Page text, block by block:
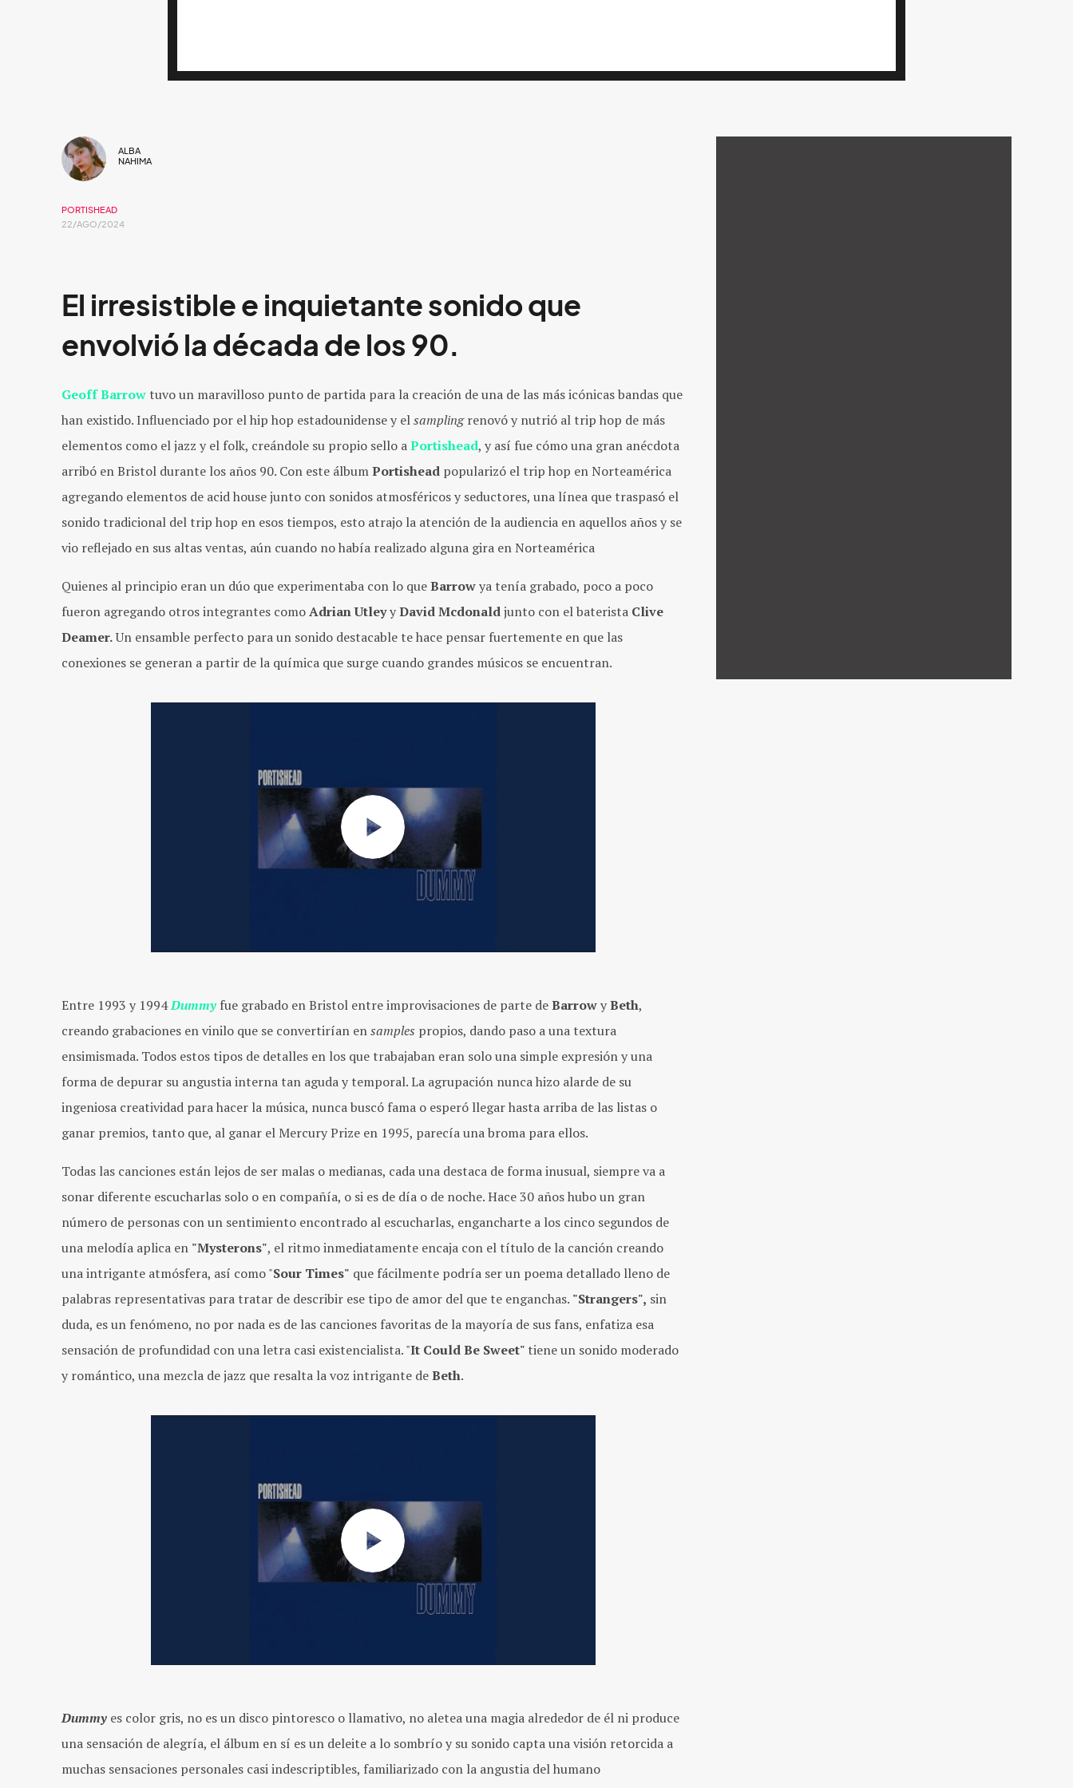
ALBA
NAHIMA
PORTISHEAD
22/AGO/2024
El irresistible e inquietante sonido que
envolvió la década de los 90.
Geoff Barrow tuvo un maravilloso punto de partida para la creación de una de las más icónicas bandas que
han existido. Influenciado por el hip hop estadounidense y elsamplingrenovó y nutrió al trip hop de más
elementos como el jazz y el folk, creándole su propio sello aPortishead, y así fue cómo una gran anécdota
arribó en Bristol durante los años 90. Con este álbumPortishead popularizó el trip hop en Norteamérica
agregando elementos de acid housejunto con sonidos atmosféricos y seductores, una línea que traspasó el
sonido tradicional del trip hop en esos tiempos, esto atrajo la atención de la audiencia en aquellos años y se
vio reflejado en sus altas ventas, aún cuando no había realizado alguna gira en Norteamérica
Quienes al principio eran un dúo que experimentaba con lo queBarrowya tenía grabado, poco a poco
fueron agregando otros integrantes comoAdrian UtleyyDavid Mcdonaldjunto con el baterista Clive
Deamer.Un ensamble perfecto para un sonido destacable te hace pensar fuertemente en que las
conexiones se generan a partir de la química que surge cuando grandes músicos se encuentran.
Entre 1993 y 1994Dummy fue grabado en Bristol entre improvisaciones de parte deBarrowyBeth,
creando grabaciones en vinilo que se convertirían ensamples propios, dando paso a una textura
ensimismada. Todos estos tipos de detalles en los que trabajaban eran solo una simple expresión y una
forma de depurar su angustia interna tan aguda y temporal. La agrupación nunca hizo alarde de su
ingeniosa creatividad para hacer la música, nunca buscó fama o esperó llegar hasta arriba de las listas o
ganar premios, tanto que, al ganar el Mercury Prize en 1995, parecía una broma para ellos.
Todas las canciones están lejos de ser malas o medianas, cada una destaca de forma inusual, siempre va a
sonar diferente escucharlas solo o en compañía, o si es de día o de noche. Hace 30 años hubo un gran
número de personas con un sentimiento encontrado al escucharlas, engancharte a los cinco segundos de
una melodía aplica en "Mysterons", el ritmo inmediatamente encaja con el título de la canción creando
una intrigante atmósfera, así como "Sour Times" que fácilmente podría ser un poema detallado lleno de
palabras representativas para tratar de describir ese tipo de amor del que te enganchas. "Strangers", sin
duda, es un fenómeno, no por nada es de las canciones favoritas de la mayoría de sus fans, enfatiza esa
sensación de profundidad con una letra casi existencialista. "It Could Be Sweet" tiene un sonido moderado
y romántico, una mezcla de jazz que resalta la voz intrigante deBeth.
Dummy es color gris, no es un disco pintoresco o llamativo, no aletea una magia alrededor de él ni produce
una sensación de alegría, el álbum en sí es un deleite a lo sombrío y su sonido capta una visión retorcida a
muchas sensaciones personales casi indescriptibles, familiarizado con la angustia del humano